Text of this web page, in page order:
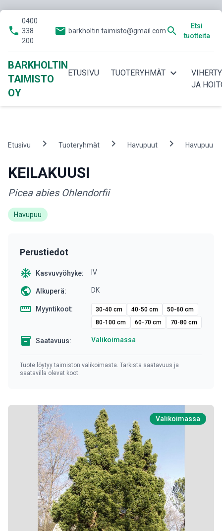
phone
0400
338
200
email barkholtin.taimisto@gmail.com search
Etsi
tuotteita
BARKHOLTIN
TAIMISTO
OY
ETUSIVU TUOTERYHMÄT expand_more
JA
Etusivu chevron_right Tuoteryhmät chevron_right Havupuut chevron_right Havupuu
KEILAKUUSI
Picea abies Ohlendorfii
Havupuu
Perustiedot
ac_unit Kasvuvyöhyke: IV
public Alkuperä: DK
straighten Myyntikoot: 30-40 cm 40-50 cm
50-60 cm
80-100 cm
60-70 cm 70-80 cm
inventory Saatavuus: Valikoimassa
Tuote löytyy taimiston valikoimasta. Tarkista saatavuus ja
saatavilla olevat koot.
Valikoimassa